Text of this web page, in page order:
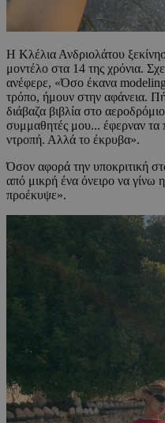
Η Κλέλια Ανδριολάτου
μοντέλο στα 14 της χρόνια.
ανέφερε, «Όσο έκανα
τρόπο, ήμουν στην αφάνεια.
διάβαζα βιβλία στο
συμμαθητές μου... έφερναν τα
ντροπή. Αλλά το έκρυβα».
Όσον αφορά την υποκριτική
από μικρή ένα όνειρο να γίνω
προέκυψε».